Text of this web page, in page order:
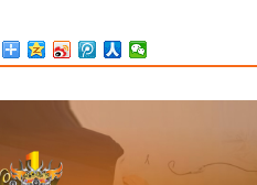
年，参演个人首部电影《
佳年度歌曲奖 [153]。
在歌坛的地位 [2]。1992